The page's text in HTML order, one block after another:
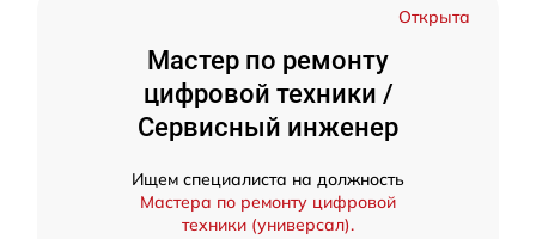
Открыта
Мастер по ремонту
цифровой техники /
Сервисный инженер
Ищем специалиста на должность
Мастера по ремонту цифровой
техники (универсал).